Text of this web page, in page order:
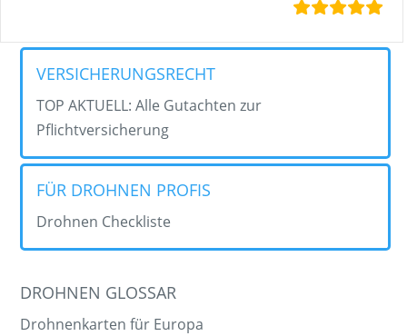
VERSICHERUNGSRECHT
TOP AKTUELL: Alle Gutachten zur
Pflichtversicherung
FÜR DROHNEN PROFIS
Drohnen Checkliste
DROHNEN GLOSSAR
Drohnenkarten für Europa